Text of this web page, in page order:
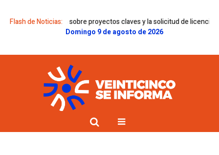
Flash de Noticias:
sobre proyectos claves y la solicitud de licencia de Gregorini
Domingo 9 de agosto de 2026